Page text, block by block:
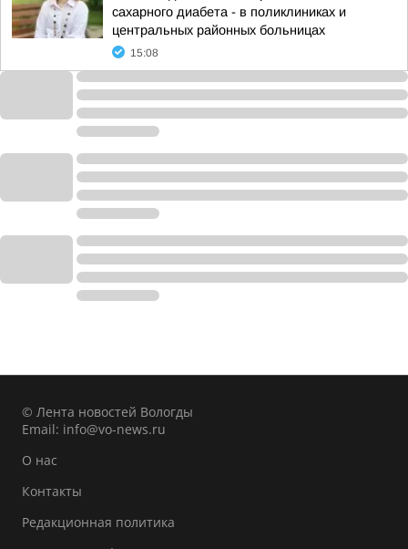
сахарного диабета - в поликлиниках и
центральных районных больницах
15:08
© Лента новостей Вологды
Email: info@vo-news.ru
О нас
Контакты
Редакционная политика